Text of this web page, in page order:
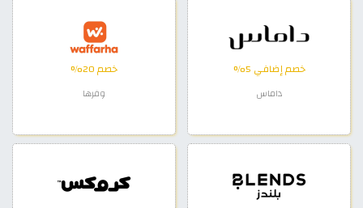
خصم إضافي 5%
داماس
خصم 20%
وفرها